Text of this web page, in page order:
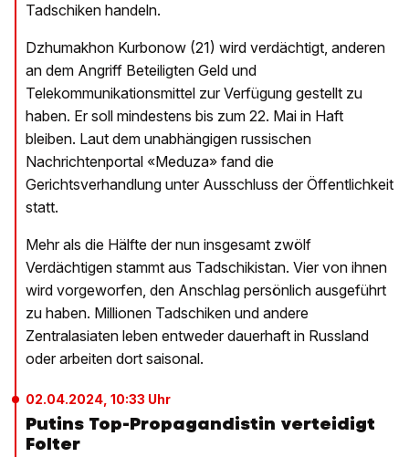
Tadschiken handeln.
Dzhumakhon Kurbonow (21) wird verdächtigt, anderen
an dem Angriff Beteiligten Geld und
Telekommunikationsmittel zur Verfügung gestellt zu
haben. Er soll mindestens bis zum 22. Mai in Haft
bleiben. Laut dem unabhängigen russischen
Nachrichtenportal «Meduza» fand die
Gerichtsverhandlung unter Ausschluss der Öffentlichkeit
statt.
Mehr als die Hälfte der nun insgesamt zwölf
Verdächtigen stammt aus Tadschikistan. Vier von ihnen
wird vorgeworfen, den Anschlag persönlich ausgeführt
zu haben. Millionen Tadschiken und andere
Zentralasiaten leben entweder dauerhaft in Russland
oder arbeiten dort saisonal.
02.04.2024, 10:33 Uhr
Putins Top-Propagandistin verteidigt
Folter